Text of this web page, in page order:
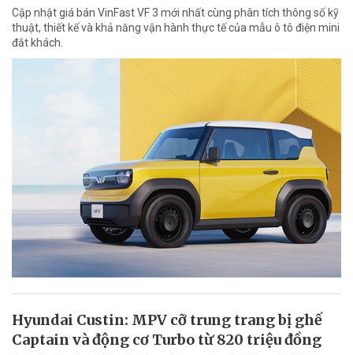
Cập nhật giá bán VinFast VF 3 mới nhất cùng phân tích thông số kỹ
thuật, thiết kế và khả năng vận hành thực tế của mẫu ô tô điện mini
đắt khách.
Hyundai Custin: MPV cỡ trung trang bị ghế
Captain và động cơ Turbo từ 820 triệu đồng